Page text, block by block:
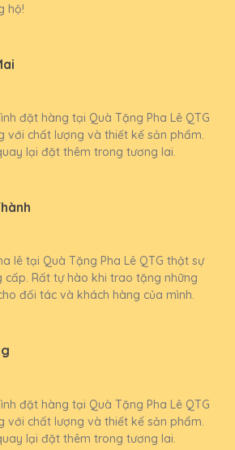
hộ!
đặt hàng tại Quà Tặng Pha Lê QTG
với chất lượng và thiết kế sản phẩm.
lại đặt thêm trong tương lai.
lê tại Quà Tặng Pha Lê QTG thật sự
cấp. Rất tự hào khi trao tặng những
đối tác và khách hàng của mình.
đặt hàng tại Quà Tặng Pha Lê QTG
với chất lượng và thiết kế sản phẩm.
lại đặt thêm trong tương lai.